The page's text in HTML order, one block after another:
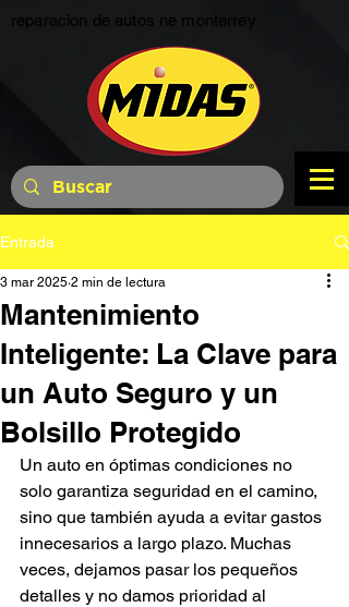
reparacion de autos ne monterrey
Entrada
Mantenimiento
Inteligente: La Clave para
un Auto Seguro y un
Bolsillo Protegido
3 mar 2025 2 min de lectura
Un auto en óptimas condiciones no
solo garantiza seguridad en el camino,
sino que también ayuda a evitar gastos
innecesarios a largo plazo. Muchas
veces, dejamos pasar los pequeños
detalles y no damos prioridad al